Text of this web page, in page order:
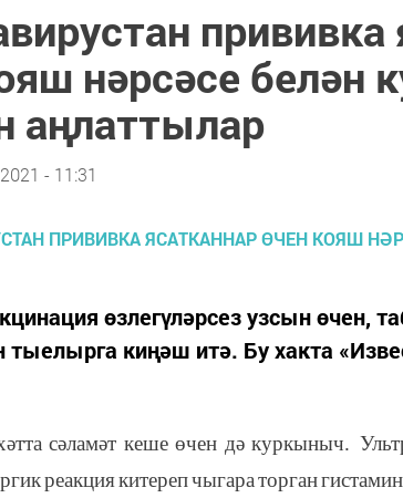
прививка
нәрсәсе белән
аңлаттылар
- 11:31
өзлегүләрсез узсын өчен,
тыелырга киңәш итә. Бу хакта
сәламәт кеше өчен дә куркыныч.
реакциякитерепчыгараторгангистамин